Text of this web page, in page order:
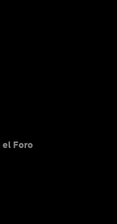
el Foro